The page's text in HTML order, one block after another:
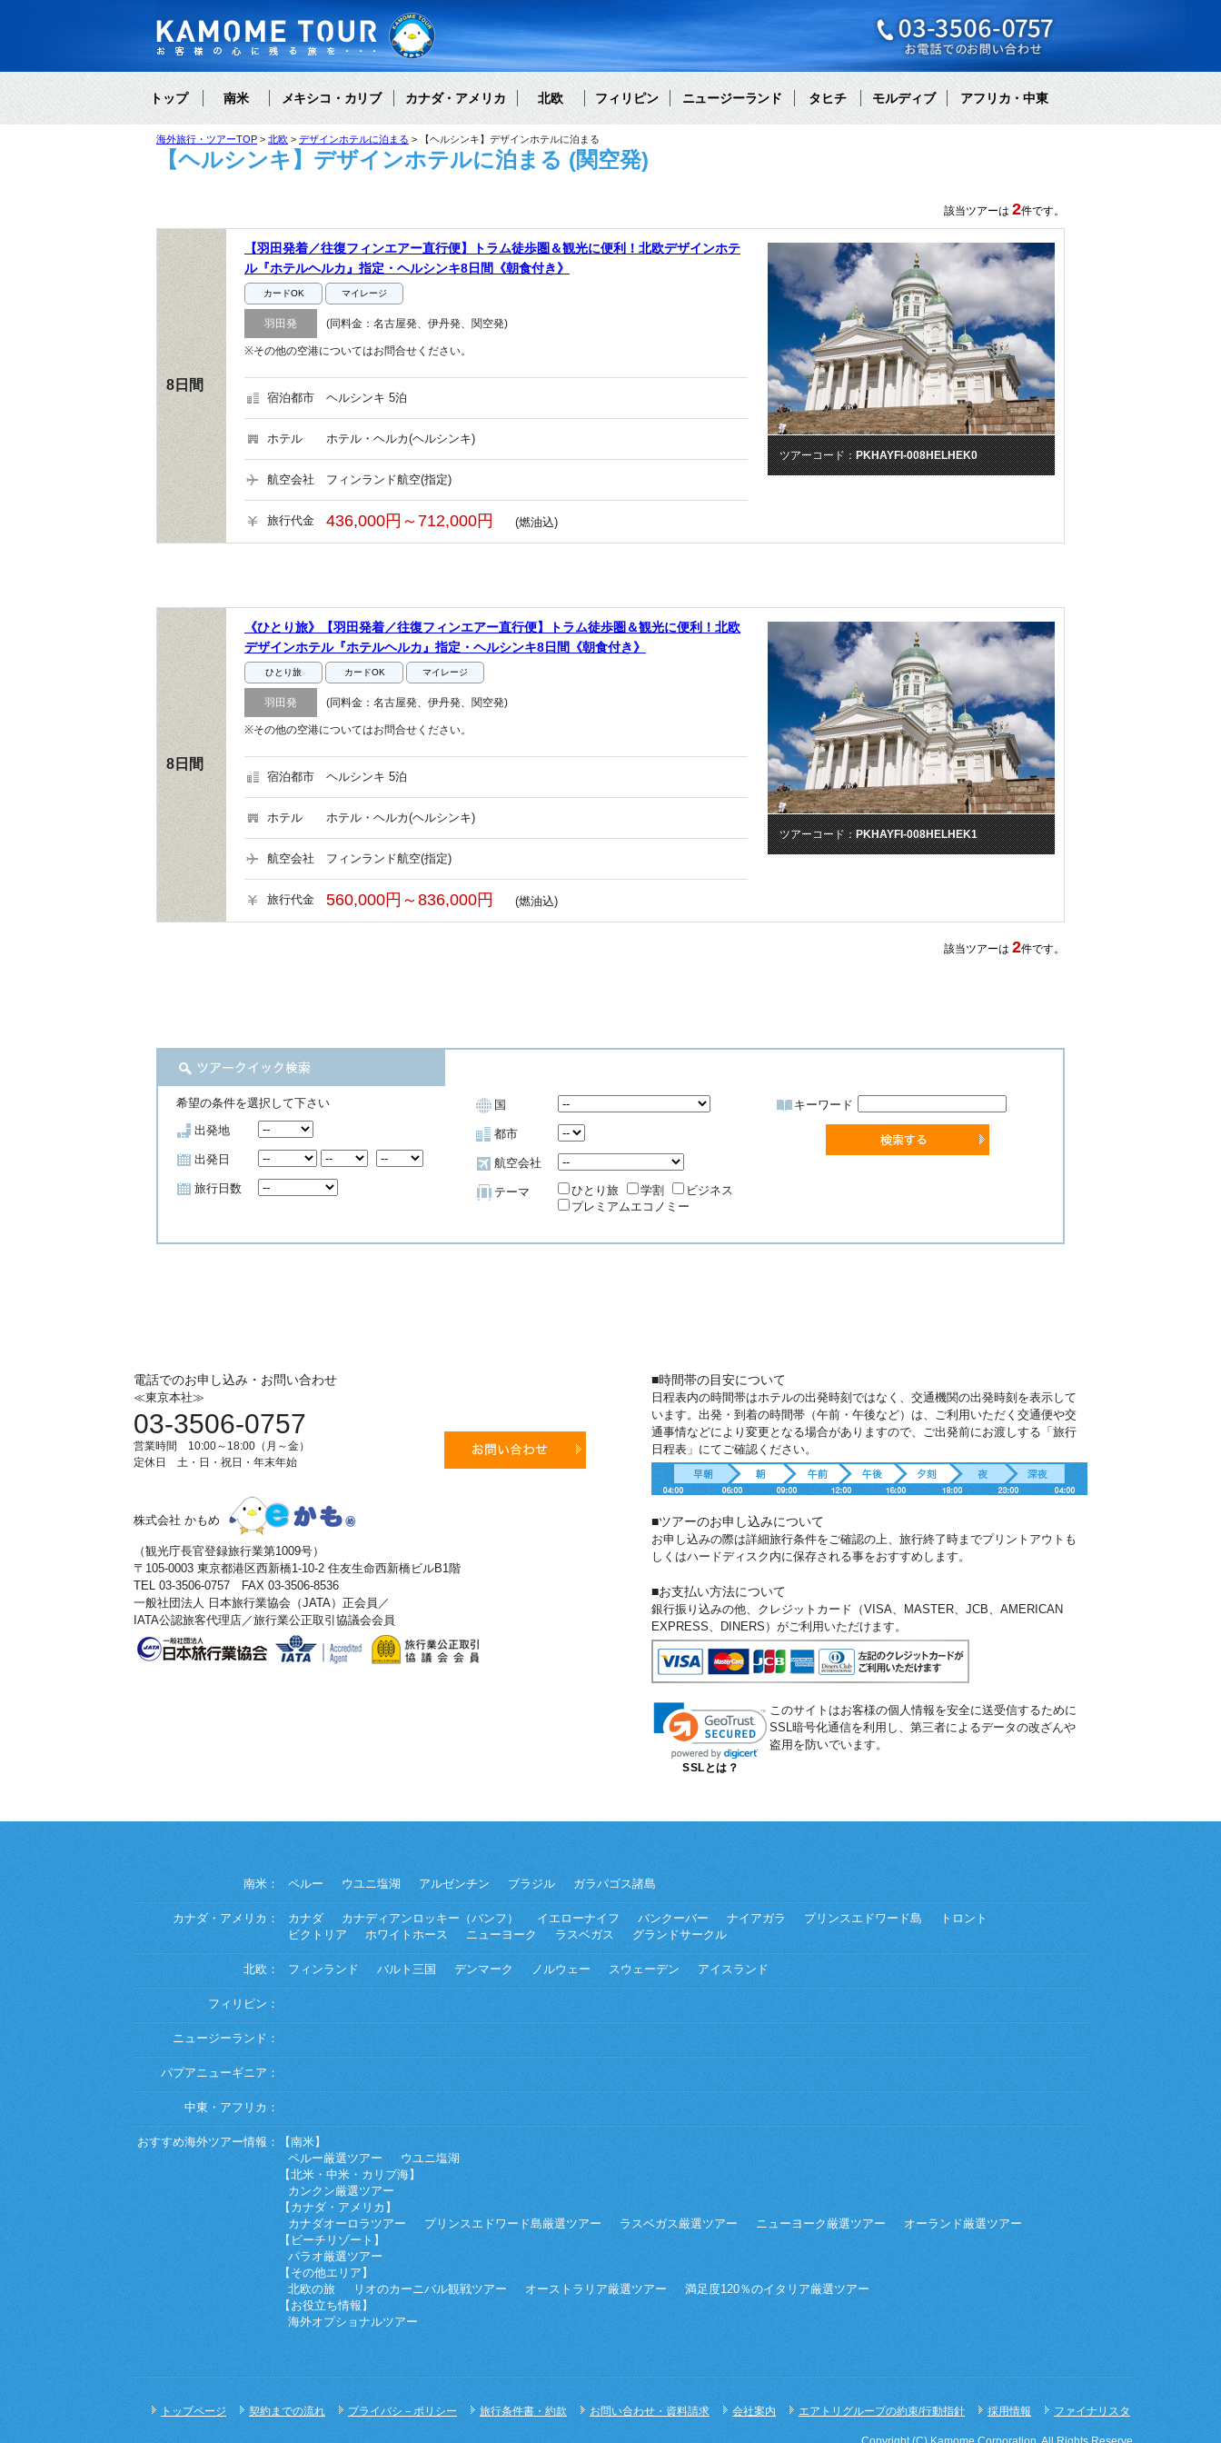
トップ 南米 メキシコ・カリブ カナダ・アメリカ 北欧 フィリピン ニュージーランド タヒチ モルディブ アフリカ・中東
海外旅行・ツアーTOP 北欧 デザインホテルに泊まる 【ヘルシンキ】デザインホテルに泊まる
【ヘルシンキ】デザインホテルに泊まる (関空発)
該当ツアーは 2件です。
8日間
【羽田発着／往復フィンエアー直行便】トラム徒歩圏＆観光に便利！北欧デザインホテ
ル『ホテルヘルカ』指定・ヘルシンキ8日間《朝食付き》
カードOK マイレージ
羽田発 (同料金：名古屋発、伊丹発、関空発)
※その他の空港についてはお問合せください。
宿泊都市 ヘルシンキ 5泊
ホテル ホテル・ヘルカ(ヘルシンキ)
航空会社 フィンランド航空(指定)
旅行代金 436,000円～712,000円 (燃油込)
ツアーコード：PKHAYFI-008HELHEK0
8日間
《ひとり旅》【羽田発着／往復フィンエアー直行便】トラム徒歩圏＆観光に便利！北欧
デザインホテル『ホテルヘルカ』指定・ヘルシンキ8日間《朝食付き》
ひとり旅 カードOK マイレージ
羽田発 (同料金：名古屋発、伊丹発、関空発)
※その他の空港についてはお問合せください。
宿泊都市 ヘルシンキ 5泊
ホテル ホテル・ヘルカ(ヘルシンキ)
航空会社 フィンランド航空(指定)
旅行代金 560,000円～836,000円 (燃油込)
ツアーコード：PKHAYFI-008HELHEK1
該当ツアーは 2件です。
希望の条件を選択して下さい
出発地
出発日
旅行日数
国
都市
航空会社
テーマ ひとり旅 学割
ビジネス
プレミアムエコノミー
キーワード
電話でのお申し込み・お問い合わせ
≪東京本社≫
03-3506-0757
営業時間 10:00～18:00（月～金）
定休日 土・日・祝日・年末年始
株式会社 かもめ
（観光庁長官登録旅行業第1009号）
〒105-0003 東京都港区西新橋1-10-2 住友生命西新橋ビルB1階
TEL 03-3506-0757 FAX 03-3506-8536
一般社団法人 日本旅行業協会（JATA）正会員／
IATA公認旅客代理店／旅行業公正取引協議会会員
■時間帯の目安について
日程表内の時間帯はホテルの出発時刻ではなく、交通機関の出発時刻を表示して
います。出発・到着の時間帯（午前・午後など）は、ご利用いただく交通便や交
通事情などにより変更となる場合がありますので、ご出発前にお渡しする「旅行
日程表」にてご確認ください。
■ツアーのお申し込みについて
お申し込みの際は詳細旅行条件をご確認の上、旅行終了時までプリントアウトも
しくはハードディスク内に保存される事をおすすめします。
■お支払い方法について
銀行振り込みの他、クレジットカード（VISA、MASTER、JCB、AMERICAN
EXPRESS、DINERS）がご利用いただけます。
SSLとは？
このサイトはお客様の個人情報を安全に送受信するために
SSL暗号化通信を利用し、第三者によるデータの改ざんや
盗用を防いでいます。
南米： ペルー ウユニ塩湖 アルゼンチン ブラジル ガラパゴス諸島
カナダ・アメリカ： カナダ カナディアンロッキー（バンフ） イエローナイフ バンクーバー ナイアガラ プリンスエドワード島
トロント
ビクトリア
ホワイトホース ニューヨーク ラスベガス グランドサークル
北欧： フィンランド バルト三国 デンマーク ノルウェー スウェーデン アイスランド
フィリピン：
ニュージーランド：
パプアニューギニア：
中東・アフリカ：
おすすめ海外ツアー情報：
【南米】
ペルー厳選ツアー
ウユニ塩湖
【北米・中米・カリブ海】
カンクン厳選ツアー
【カナダ・アメリカ】
カナダオーロラツアー
プリンスエドワード島厳選ツアー ラスベガス厳選ツアー ニューヨーク厳選ツアー
オーランド厳選ツアー
【ビーチリゾート】
パラオ厳選ツアー
【その他エリア】
北欧の旅
リオのカーニバル観戦ツアー オーストラリア厳選ツアー
満足度120％のイタリア厳選ツアー
【お役立ち情報】
海外オプショナルツアー
トップページ 契約までの流れ プライバシ－ポリシー 旅行条件書・約款 お問い合わせ・資料請求 会社案内 エアトリグループの約束/行動指針 採用情報 ファイナリスタ